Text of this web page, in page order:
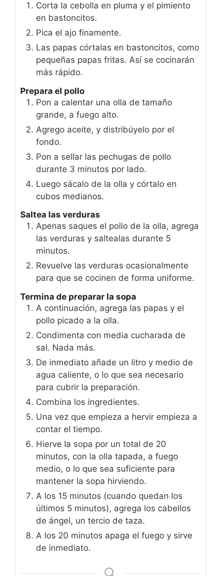
Corta la cebolla en pluma y el pimiento
en bastoncitos.
Pica el ajo finamente.
Las papas córtalas en bastoncitos, como
pequeñas papas fritas. Así se cocinarán
más rápido.
Prepara el pollo
Pon a calentar una olla de tamaño
grande, a fuego alto.
Agrego aceite, y distribúyelo por el
fondo.
Pon a sellar las pechugas de pollo
durante 3 minutos por lado.
Luego sácalo de la olla y córtalo en
cubos medianos.
Saltea las verduras
Apenas saques el pollo de la olla, agrega
las verduras y saltealas durante 5
minutos.
Revuelve las verduras ocasionalmente
para que se cocinen de forma uniforme.
Termina de preparar la sopa
A continuación, agrega las papas y el
pollo picado a la olla.
Condimenta con media cucharada de
sal. Nada más.
De inmediato añade un litro y medio de
agua caliente, o lo que sea necesario
para cubrir la preparación.
Combina los ingredientes.
Una vez que empieza a hervir empieza a
contar el tiempo.
Hierve la sopa por un total de 20
minutos, con la olla tapada, a fuego
medio, o lo que sea suficiente para
mantener la sopa hirviendo.
A los 15 minutos (cuando quedan los
últimos 5 minutos), agrega los cabellos
de ángel, un tercio de taza.
A los 20 minutos apaga el fuego y sirve
de inmediato.